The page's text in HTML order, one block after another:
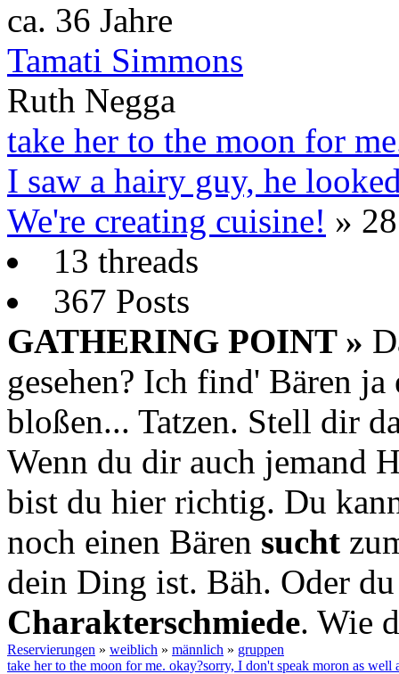
ca. 36 Jahre
Tamati Simmons
Ruth Negga
take her to the moon for
I saw a hairy guy, he
We're creating cuisine! »
13 threads
367 Posts
GATHERING POINT »
gesehen? Ich find' Bären
bloßen... Tatzen. Stell dir
Wenn du dir auch jemand
bist du hier richtig. Du
noch einen Bären sucht
dein Ding ist. Bäh. Oder
Charakterschmiede. Wie
Reservierungen » weiblich » männlich » gruppen
take her to the moon for me. okay?sorry, I don't speak moron as well